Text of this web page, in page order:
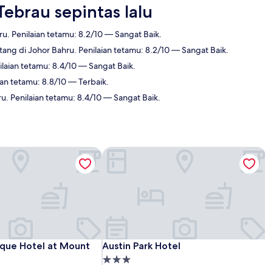
sepintas lalu
Penilaian tetamu: 8.2/10 — Sangat Baik.
di Johor Bahru. Penilaian tetamu: 8.2/10 — Sangat Baik.
tetamu: 8.4/10 — Sangat Baik.
tetamu: 8.8/10 — Terbaik.
Penilaian tetamu: 8.4/10 — Sangat Baik.
Hotel at Mount
Hotel at Mount Austin
Hotel at Mount Austin
Austin Park Hotel
Austin Park Hotel
Hartanah
Austin Park Hotel